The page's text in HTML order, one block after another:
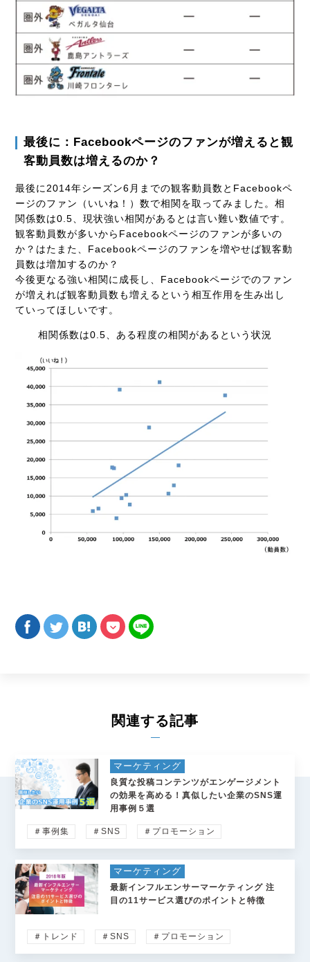
最後に：Facebookページのファンが増えると観
客動員数は増えるのか？
最後に2014年シーズン6月までの観客動員数とFacebookペ
ージのファン（いいね！）数で相関を取ってみました。相
関係数は0.5、現状強い相関があるとは言い難い数値です。
観客動員数が多いからFacebookページのファンが多いの
か？はたまた、Facebookページのファンを増やせば観客動
員数は増加するのか？
今後更なる強い相関に成長し、Facebookページでのファン
が増えれば観客動員数も増えるという相互作用を生み出し
ていってほしいです。
相関係数は0.5、ある程度の相関があるという状況
関連する記事
マーケティング
良質な投稿コンテンツがエンゲージメント
の効果を高める！真似したい企業のSNS運
用事例５選
＃事例集 ＃SNS ＃プロモーション
マーケティング
最新インフルエンサーマーケティング 注
目の11サービス選びのポイントと特徴
＃トレンド ＃SNS ＃プロモーション